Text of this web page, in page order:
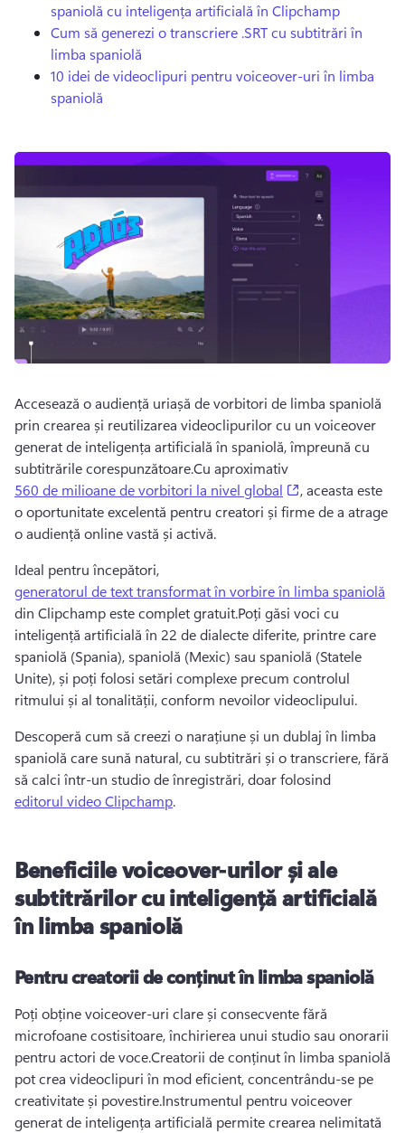
spaniolă cu inteligența artificială în Clipchamp
Cum să generezi o transcriere .SRT cu subtitrări în
limba spaniolă
10 idei de videoclipuri pentru voiceover-uri în limba
spaniolă
Accesează o audiență uriașă de vorbitori de limba spaniolă
prin crearea și reutilizarea videoclipurilor cu un voiceover
generat de inteligența artificială în spaniolă, împreună cu
subtitrările corespunzătoare.Cu aproximativ
560 de milioane de vorbitori la nivel global
(opens in a new
, aceasta este
o oportunitate excelentă pentru creatori și firme de a atrage
o audiență online vastă și activă.
Ideal pentru începători,
generatorul de text transformat în vorbire în limba spaniolă
din Clipchamp este complet gratuit.Poți găsi voci cu
inteligență artificială în 22 de dialecte diferite, printre care
spaniolă (Spania), spaniolă (Mexic) sau spaniolă (Statele
Unite), și poți folosi setări complexe precum controlul
ritmului și al tonalității, conform nevoilor videoclipului.
Descoperă cum să creezi o narațiune și un dublaj în limba
spaniolă care sună natural, cu subtitrări și o transcriere, fără
să calci într-un studio de înregistrări, doar folosind
editorul video Clipchamp.
Beneficiile voiceover-urilor și ale
subtitrărilor cu inteligență artificială
în limba spaniolă
Pentru creatorii de conținut în limba spaniolă
Poți obține voiceover-uri clare și consecvente fără
microfoane costisitoare, închirierea unui studio sau onorarii
pentru actori de voce.Creatorii de conținut în limba spaniolă
pot crea videoclipuri în mod eficient, concentrându-se pe
creativitate și povestire.Instrumentul pentru voiceover
generat de inteligența artificială permite crearea nelimitată